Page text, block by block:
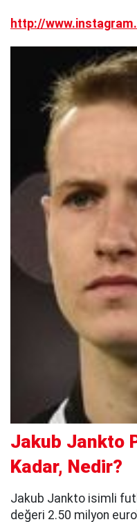
http://
Jakub Jankto
Kadar, Nedir?
Jakub Jankto isimli
değeri 2.50 milyon